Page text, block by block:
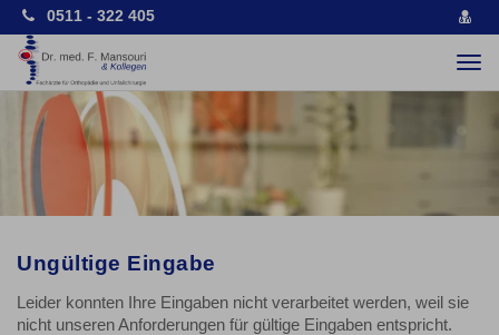
0511 - 322 405
Ungültige Eingabe
Leider konnten Ihre Eingaben nicht verarbeitet werden, weil sie
nicht unseren Anforderungen für gültige Eingaben entspricht.